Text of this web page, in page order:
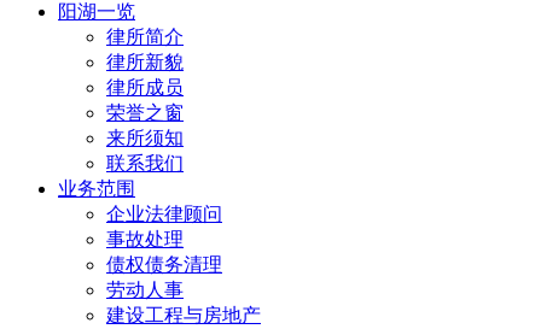
阳湖一览
律所简介
律所新貌
律所成员
荣誉之窗
来所须知
联系我们
业务范围
企业法律顾问
事故处理
债权债务清理
劳动人事
建设工程与房地产